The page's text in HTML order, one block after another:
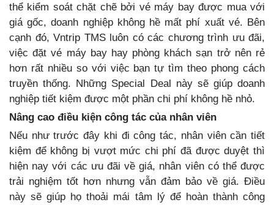
thể kiểm soát chặt chẽ bởi vé máy bay được mua với
giá gốc, doanh nghiệp không hề mất phí xuất vé. Bên
cạnh đó, Vntrip TMS luôn có các chương trình ưu đãi,
việc đặt vé máy bay hay phòng khách sạn trở nên rẻ
hơn rất nhiều so với việc bạn tự tìm theo phong cách
truyền thống. Những Special Deal này sẽ giúp doanh
nghiệp tiết kiệm được một phần chi phí không hề nhỏ.
Nâng cao điều kiện công tác của nhân viên
Nếu như trước đây khi đi công tác, nhân viên cần tiết
kiệm để không bị vượt mức chi phí đã được duyệt thì
hiện nay với các ưu đãi về giá, nhân viên có thể được
trải nghiệm tốt hơn nhưng vẫn đảm bảo về giá. Điều
này sẽ giúp họ thoải mái tâm lý để hoàn thành công